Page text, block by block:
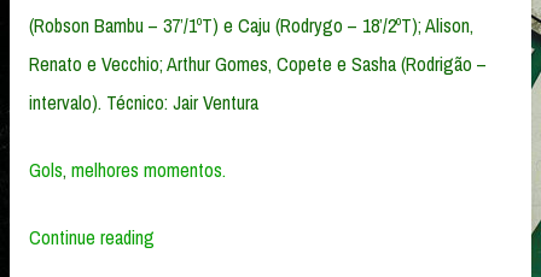
(Robson Bambu – 37’/1ºT) e Caju (Rodrygo – 18’/2ºT); Alison,
Renato e Vecchio; Arthur Gomes, Copete e Sasha (Rodrigão –
intervalo). Técnico: Jair Ventura
Gols, melhores momentos.
Continue reading